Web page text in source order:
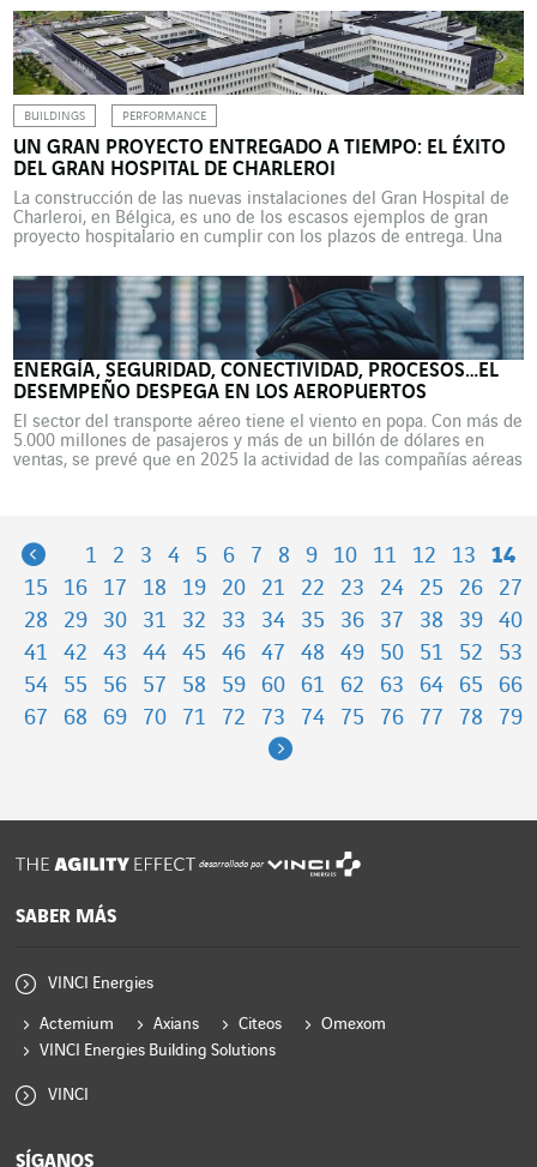
sanidad siempre es algo emocionante, sobre todo si se trata de
innovaciones con un impacto significativo en los usuarios […]
BUILDINGS PERFORMANCE
UN GRAN PROYECTO ENTREGADO A TIEMPO: EL ÉXITO
DEL GRAN HOSPITAL DE CHARLEROI
La construcción de las nuevas instalaciones del Gran Hospital de
Charleroi, en Bélgica, es uno de los escasos ejemplos de gran
proyecto hospitalario en cumplir con los plazos de entrega. Una
varios lotes técnicos. Las operaciones de traslado del Gran
Hospital de Charleroi […]
ENERGÍA, SEGURIDAD, CONECTIVIDAD, PROCESOS…EL
DESEMPEÑO DESPEGA EN LOS AEROPUERTOS
El sector del transporte aéreo tiene el viento en popa. Con más de
5.000 millones de pasajeros y más de un billón de dólares en
ventas, se prevé que en 2025 la actividad de las compañías aéreas
Previous
1 2 3 4 5 6 7 8 9 10 11 12 13
14
15
16 17 18 19 20 21 22 23 24 25 26
27
28
29 30 31 32 33 34 35 36 37 38 39
40
41
42 43 44 45 46 47 48 49 50 51 52
53
54
55 56 57 58 59 60 61 62 63 64 65
66
67
68 69 70 71 72 73 74 75 76 77 78
79
Next
desarrollado por
SABER MÁS
VINCI Energies
Actemium Axians Citeos
Omexom
VINCI Energies Building Solutions
VINCI
SÍGANOS